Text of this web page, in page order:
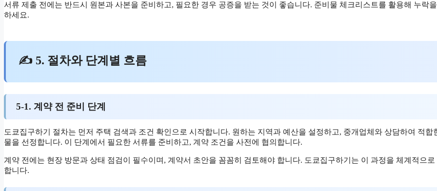
서류 제출 전에는 반드시 원본과 사본을 준비하고, 필요한 경우 공증을 받는 것이 좋습니다. 준비물 체크리스트를 활용해 누락을
하세요.
✍ 5. 절차와 단계별 흐름
5-1. 계약 전 준비 단계
도쿄집구하기 절차는 먼저 주택 검색과 조건 확인으로 시작합니다. 원하는 지역과 예산을 설정하고, 중개업체와 상담하여 적합
물을 선정합니다. 이 단계에서 필요한 서류를 준비하고, 계약 조건을 사전에 협의합니다.
계약 전에는 현장 방문과 상태 점검이 필수이며, 계약서 초안을 꼼꼼히 검토해야 합니다. 도쿄집구하기는 이 과정을 체계적으로
합니다.